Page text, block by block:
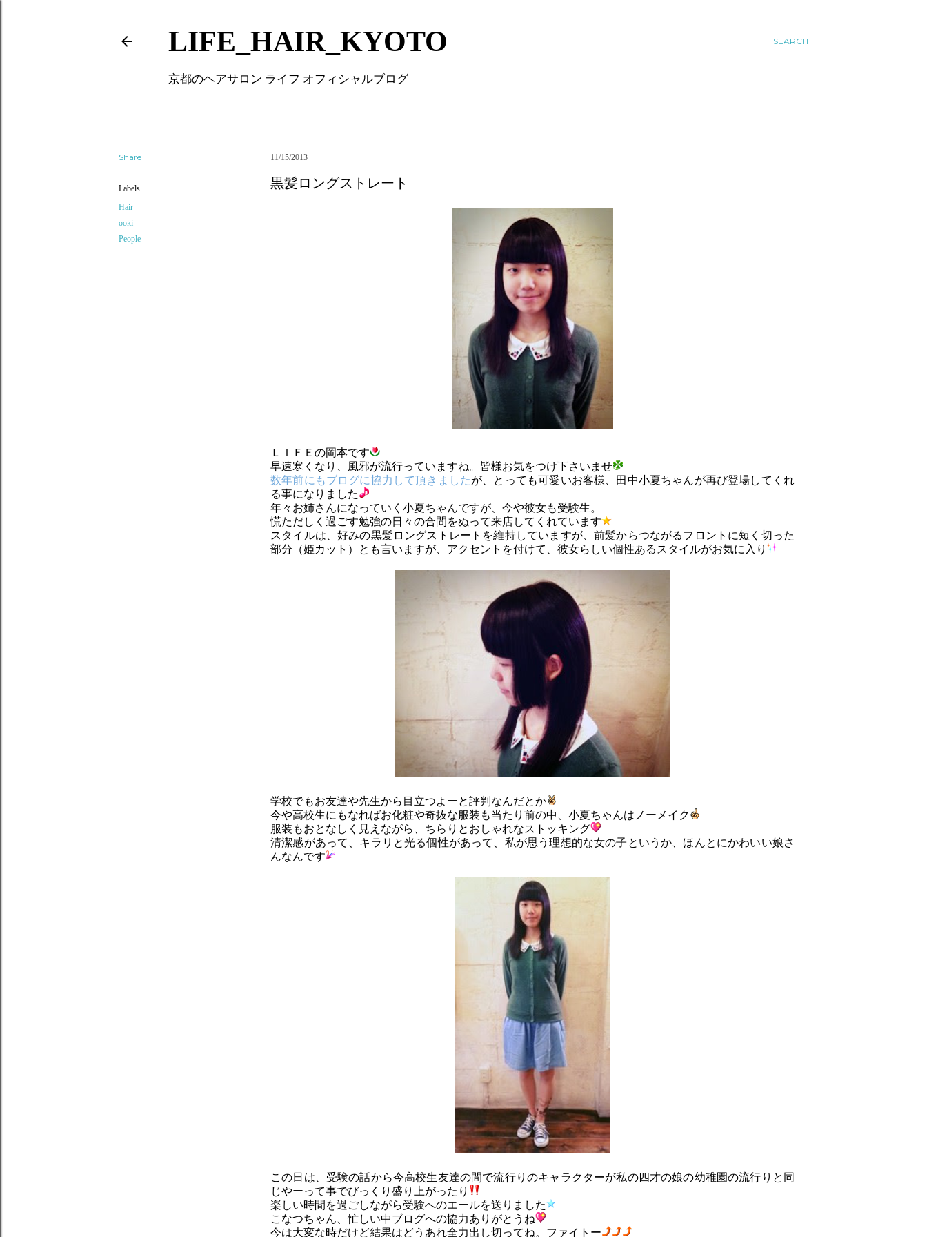
SEARCH
LIFE_HAIR_KYOTO
京都のヘアサロン ライフ オフィシャルブログ
Share
Labels
Hair
ooki
People
11/15/2013
黒髪ロングストレート
ＬＩＦＥの岡本です
早速寒くなり、風邪が流行っていますね。皆様お気をつけ下さいませ
数年前にもブログに協力して頂きましたが、とっても可愛いお客様、田中小夏ちゃんが再び登場してくれ
る事になりました
年々お姉さんになっていく小夏ちゃんですが、今や彼女も受験生。
慌ただしく過ごす勉強の日々の合間をぬって来店してくれています
スタイルは、好みの黒髪ロングストレートを維持していますが、前髪からつながるフロントに短く切った
部分（姫カット）とも言いますが、アクセントを付けて、彼女らしい個性あるスタイルがお気に入り
学校でもお友達や先生から目立つよーと評判なんだとか
今や高校生にもなればお化粧や奇抜な服装も当たり前の中、小夏ちゃんはノーメイク
服装もおとなしく見えながら、ちらりとおしゃれなストッキング
清潔感があって、キラリと光る個性があって、私が思う理想的な女の子というか、ほんとにかわいい娘さ
んなんです
この日は、受験の話から今高校生友達の間で流行りのキャラクターが私の四才の娘の幼稚園の流行りと同
じやーって事でびっくり盛り上がったり
楽しい時間を過ごしながら受験へのエールを送りました
こなつちゃん、忙しい中ブログへの協力ありがとうね
今は大変な時だけど結果はどうあれ全力出し切ってね。ファイトー